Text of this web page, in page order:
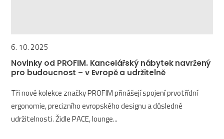
6. 10. 2025
Novinky od PROFIM. Kancelářský nábytek navržený
pro budoucnost – v Evropě a udržitelně
Tři nové kolekce značky PROFIM přinášejí spojení prvotřídní
ergonomie, precizního evropského designu a důsledné
udržitelnosti. Židle PACE, lounge...